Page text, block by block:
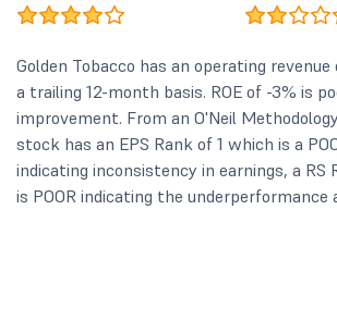
Golden Tobacco has an operating revenue
a trailing 12-month basis. ROE of -3% is
improvement. From an O'Neil
stock has an EPS Rank of 1 which is a
indicating inconsistency in earnings, a RS
is POOR indicating the underperformance